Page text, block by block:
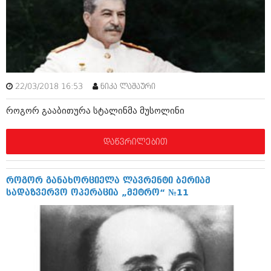
იანვარი 2016 (206)
დეკემბერი 2015 (207)
ნოემბერი 2015 (264)
ოქტომბერი 2015 (204)
სექტემბერი 2015 (215)
აგვისტო 2015 (286)
ივნისი 2015 (261)
აპრილი 2015 (208)
მარტი 2015 (365)
თებერვალი 2015 (286)
იანვარი 2015 (247)
ნოემბერი 2014 (290)
ოქტომბერი 2014 (292)
აგვისტო 2014 (248)
ივლისი 2014 (313)
ივნისი 2014 (366)
მაისი 2014 (313)
აპრილი 2014 (290)
22/03/2018 16:53 ნიკა ლაშაური
როგორ გააბითურა სტალინმა მუსოლინი
დაწვრილებით
როგორ განახორციელა ლავრენტი ბერიამ
სადაზვერვო ოპერაცია „მეტრო“ №11